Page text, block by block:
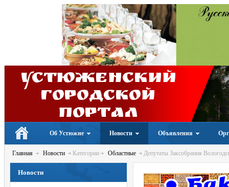
Устюженский
Городской
портал
Об Устюжне Новости Объявления
Главная Новости Категории Областные Депутаты Заксобрания
Новости